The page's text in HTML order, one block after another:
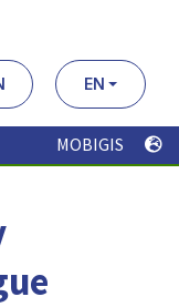
EN
MOBIGIS